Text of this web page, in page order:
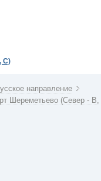
C)
направление
Шереметьево (Север - B,